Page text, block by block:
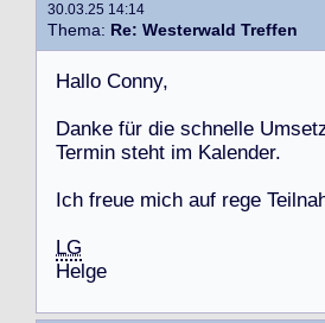
30.03.25 14:14
Thema: Re: Westerwald Treffen
Hallo Conny,
Danke für die schnelle Umset
Termin steht im Kalender.
Ich freue mich auf rege Teilna
LG
Helge